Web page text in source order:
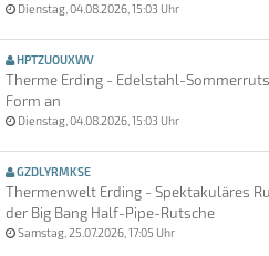
Dienstag, 04.08.2026, 15:03 Uhr
HPTZUOUXWV
Therme Erding - Edelstahl-
Form an
Dienstag, 04.08.2026, 15:03 Uhr
GZDLYRMKSE
Thermenwelt Erding - Spektakuläres
der Big Bang Half-Pipe-Rutsche
Samstag, 25.07.2026, 17:05 Uhr